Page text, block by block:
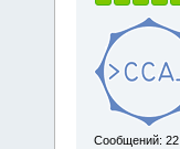
Сообщений: 22